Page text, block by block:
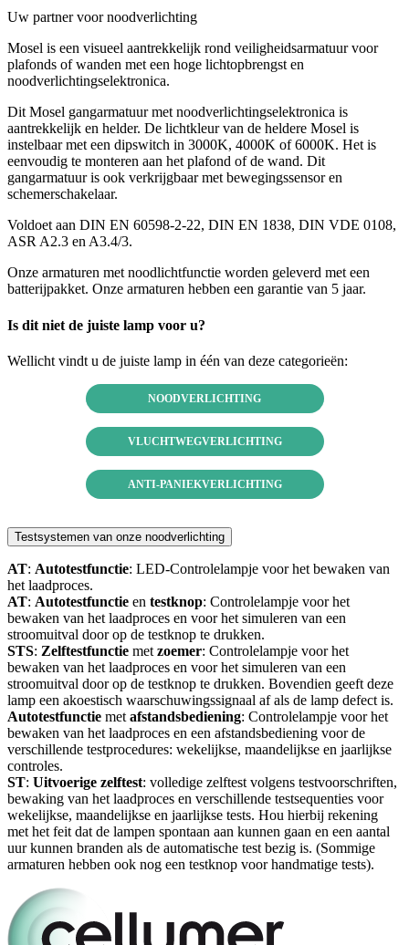
Uw partner voor noodverlichting
Mosel is een visueel aantrekkelijk rond veiligheidsarmatuur voor
plafonds of wanden met een hoge lichtopbrengst en
noodverlichtingselektronica.
Dit Mosel gangarmatuur met noodverlichtingselektronica is
aantrekkelijk en helder. De lichtkleur van de heldere Mosel is
instelbaar met een dipswitch in 3000K, 4000K of 6000K. Het is
eenvoudig te monteren aan het plafond of de wand. Dit
gangarmatuur is ook verkrijgbaar met bewegingssensor en
schemerschakelaar.
Voldoet aan DIN EN 60598-2-22, DIN EN 1838, DIN VDE 0108,
ASR A2.3 en A3.4/3.
Onze armaturen met noodlichtfunctie worden geleverd met een
batterijpakket. Onze armaturen hebben een garantie van 5 jaar.
Is dit niet de juiste lamp voor u?
Wellicht vindt u de juiste lamp in één van deze categorieën:
NOODVERLICHTING
VLUCHTWEGVERLICHTING
ANTI-PANIEKVERLICHTING
Testsystemen van onze noodverlichting
AT: Autotestfunctie: LED-Controlelampje voor het bewaken van
het laadproces.
AT: Autotestfunctie en testknop: Controlelampje voor het
bewaken van het laadproces en voor het simuleren van een
stroomuitval door op de testknop te drukken.
STS: Zelftestfunctie met zoemer: Controlelampje voor het
bewaken van het laadproces en voor het simuleren van een
stroomuitval door op de testknop te drukken. Bovendien geeft deze
lamp een akoestisch waarschuwingssignaal af als de lamp defect is.
Autotestfunctie met afstandsbediening: Controlelampje voor het
bewaken van het laadproces en een afstandsbediening voor de
verschillende testprocedures: wekelijkse, maandelijkse en jaarlijkse
controles.
ST: Uitvoerige zelftest: volledige zelftest volgens testvoorschriften,
bewaking van het laadproces en verschillende testsequenties voor
wekelijkse, maandelijkse en jaarlijkse tests. Hou hierbij rekening
met het feit dat de lampen spontaan aan kunnen gaan en een aantal
uur kunnen branden als de automatische test bezig is. (Sommige
armaturen hebben ook nog een testknop voor handmatige tests).